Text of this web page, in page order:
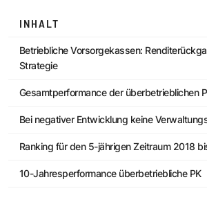
INHALT
Betriebliche Vorsorgekassen:
Strategie
Gesamtperformance der überbetrieblichen
Bei negativer Entwicklung keine
Ranking für den 5-jährigen Zeitraum 2018
10-Jahresperformance überbetriebliche PK